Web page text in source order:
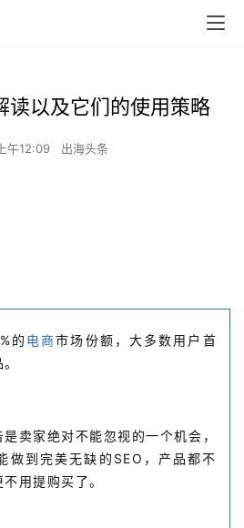
读以及它们的使用策略
午12:09 出海头条
的 电商市场份额，大多数用户首
卖家绝对不能忽视的一个机会，
做到完美无缺的SEO，产品都不
用提购买了。